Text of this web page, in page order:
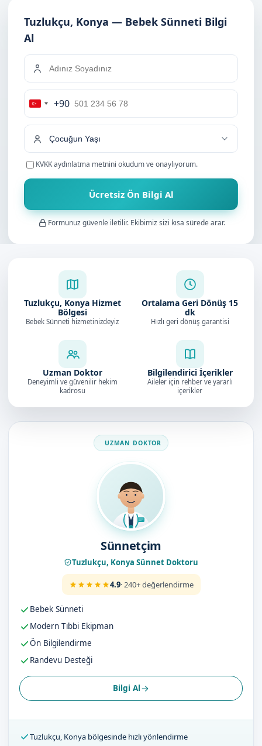
Tuzlukçu, Konya — Bebek Sünneti Bilgi
Al
Turkey
+90
+90
KVKK aydınlatma metnini okudum ve onaylıyorum.
Ücretsiz Ön Bilgi Al
Formunuz güvenle iletilir. Ekibimiz sizi kısa sürede arar.
Tuzlukçu, Konya Hizmet
Bölgesi
Bebek Sünneti hizmetinizdeyiz
Ortalama Geri Dönüş 15
dk
Hızlı geri dönüş garantisi
Uzman Doktor
Deneyimli ve güvenilir hekim
kadrosu
Bilgilendirici İçerikler
Aileler için rehber ve yararlı
içerikler
Doktorumuz
Sünnetçim
Tuzlukçu, Konya Sünnet Doktoru
4.9· 240+ değerlendirme
Bebek Sünneti
Modern Tıbbi Ekipman
Ön Bilgilendirme
Randevu Desteği
Bilgi Al
Tuzlukçu, Konya bölgesinde hızlı yönlendirme